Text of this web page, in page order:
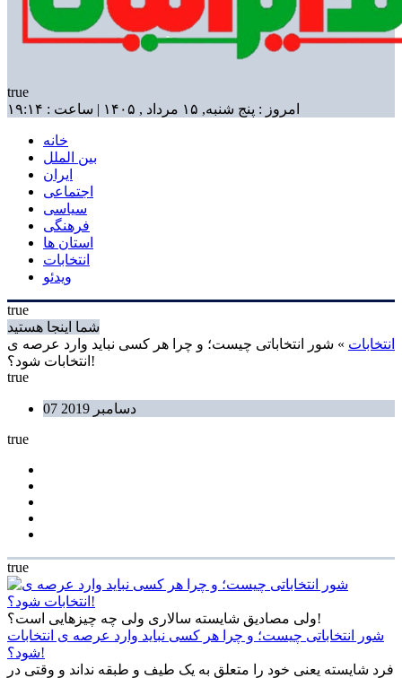
true
امروز : پنج شنبه, ۱۵ مرداد , ۱۴۰۵ | ساعت : ۱۹:۱۴
خانه
بین الملل
ایران
اجتماعی
سیاسی
فرهنگی
استان ها
انتخابات
ویدئو
true
شما اینجا هستید
انتخابات » شور انتخاباتی چیست؛ و چرا هر کسی نباید وارد عرصه ی
انتخابات شود؟!
true
07 دسامبر 2019
true
true
ولی مصادیق شایسته سالاری ولی چه چیزهایی است؟!
شور انتخاباتی چیست؛ و چرا هر کسی نباید وارد عرصه ی انتخابات
شود؟!
فرد شایسته یعنی خود را متعلق به یک طیف و طبقه نداند و وقتی در